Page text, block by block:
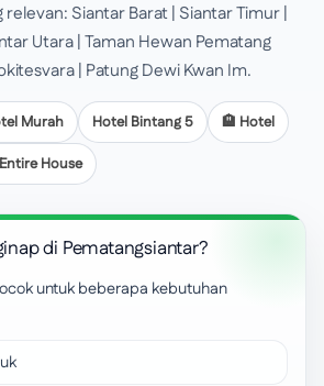
Siantar Barat | Siantar Timur |
Utara | Taman Hewan Pematang
| Patung Dewi Kwan Im.
Murah Hotel Bintang 5 🏨 Hotel
House
di Pematangsiantar?
untuk beberapa kebutuhan